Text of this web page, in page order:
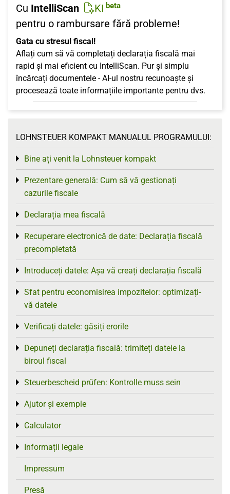
Cu IntelliScan KI beta
pentru o rambursare fără probleme!
Gata cu stresul fiscal!
Aflați cum să vă completați declarația fiscală mai
rapid și mai eficient cu IntelliScan. Pur și simplu
încărcați documentele - AI-ul nostru recunoaște și
procesează toate informațiile importante pentru dvs.
LOHNSTEUER KOMPAKT MANUALUL PROGRAMULUI:
Bine ați venit la Lohnsteuer kompakt
Toggle menu
Prezentare generală: Cum să vă gestionați
cazurile fiscale
Toggle menu
Declarația mea fiscală
Toggle menu
Recuperare electronică de date: Declarația fiscală
precompletată
Toggle menu
Introduceți datele: Așa vă creați declarația fiscală
Toggle menu
Sfat pentru economisirea impozitelor: optimizați-
vă datele
Toggle menu
Verificați datele: găsiți erorile
Toggle menu
Depuneți declarația fiscală: trimiteți datele la
biroul fiscal
Toggle menu
Steuerbescheid prüfen: Kontrolle muss sein
Toggle menu
Ajutor și exemple
Toggle menu
Calculator
Toggle menu
Informații legale
Toggle menu
Impressum
Presă